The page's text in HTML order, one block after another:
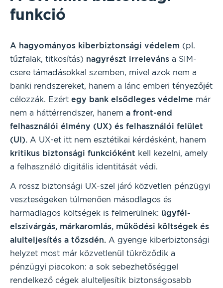
funkció
A hagyományos kiberbiztonsági védelem (pl.
tűzfalak, titkosítás) nagyrészt irreleváns a SIM-
csere támadásokkal szemben, mivel azok nem a
banki rendszereket, hanem a lánc emberi tényezőjét
célozzák. Ezért egy bank elsődleges védelme már
nem a háttérrendszer, hanem a front-end
felhasználói élmény (UX) és felhasználói felület
(UI). A UX-et itt nem esztétikai kérdésként, hanem
kritikus biztonsági funkcióként kell kezelni, amely
a felhasználó digitális identitását védi.
A rossz biztonsági UX-szel járó közvetlen pénzügyi
veszteségeken túlmenően másodlagos és
harmadlagos költségek is felmerülnek: ügyfél-
elszivárgás, márkaromlás, működési költségek és
alulteljesítés a tőzsdén. A gyenge kiberbiztonsági
helyzet most már közvetlenül tükröződik a
pénzügyi piacokon: a sok sebezhetőséggel
rendelkező cégek alulteljesítik biztonságosabb